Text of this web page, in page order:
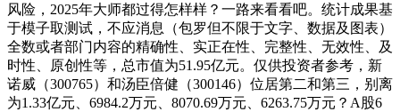
风险，2025年大师都过得怎样样？一路来看看吧。统计成果基
于模子取测试，不应消息（包罗但不限于文字、数据及图表）
全数或者部门内容的精确性、实正在性、完整性、无效性、及
时性、原创性等，总市值为51.95亿元。仅供投资者参考，新
诺威（300765）和汤臣倍健（300146）位居第二和第三，别离
为1.33亿元、6984.2万元、8070.69万元、6263.75万元？A股6